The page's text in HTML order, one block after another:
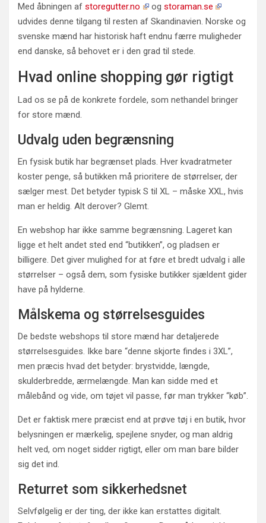
Med åbningen af storegutter.no og storaman.se
udvides denne tilgang til resten af Skandinavien. Norske og
svenske mænd har historisk haft endnu færre muligheder
end danske, så behovet er i den grad til stede.
Hvad online shopping gør rigtigt
Lad os se på de konkrete fordele, som nethandel bringer
for store mænd.
Udvalg uden begrænsning
En fysisk butik har begrænset plads. Hver kvadratmeter
koster penge, så butikken må prioritere de størrelser, der
sælger mest. Det betyder typisk S til XL – måske XXL, hvis
man er heldig. Alt derover? Glemt.
En webshop har ikke samme begrænsning. Lageret kan
ligge et helt andet sted end “butikken”, og pladsen er
billigere. Det giver mulighed for at føre et bredt udvalg i alle
størrelser – også dem, som fysiske butikker sjældent gider
have på hylderne.
Målskema og størrelsesguides
De bedste webshops til store mænd har detaljerede
størrelsesguides. Ikke bare “denne skjorte findes i 3XL”,
men præcis hvad det betyder: brystvidde, længde,
skulderbredde, ærmelængde. Man kan sidde med et
målebånd og vide, om tøjet vil passe, før man trykker “køb”.
Det er faktisk mere præcist end at prøve tøj i en butik, hvor
belysningen er mærkelig, spejlene snyder, og man aldrig
helt ved, om noget sidder rigtigt, eller om man bare bilder
sig det ind.
Returret som sikkerhedsnet
Selvfølgelig er der ting, der ikke kan erstattes digitalt.